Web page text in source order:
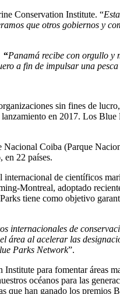
Conservation Institute. “
que otros gobiernos y
“Panamá recibe con orgullo y
a fin de impulsar una
sin fines de
en 2017. Los
Coiba (Parque
en 22 países.
de científicos
Montreal, adoptado
tiene como objetivo
internacionales de
área al acelerar las
Parks Network”.
para fomentar áreas
océanos para las
que han ganado los premios